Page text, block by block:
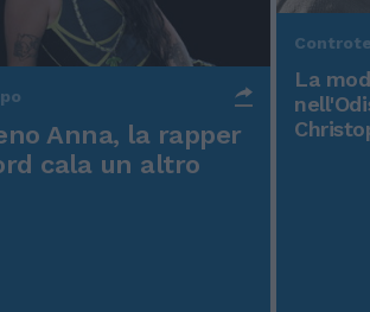
Anna, la rapper
cala un altro
La